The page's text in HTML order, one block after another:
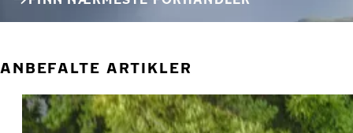
ANBEFALTE ARTIKLER